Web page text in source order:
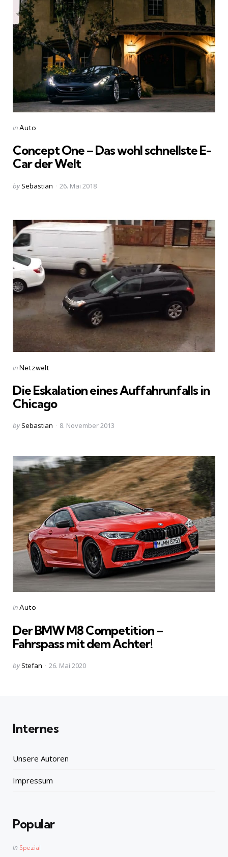
Categories
Posted
inAuto
Concept One – Das wohl schnellste E-
Car der Welt
Posted
by Sebastian 26. Mai 2018
Categories
Posted
inNetzwelt
Die Eskalation eines Auffahrunfalls in
Chicago
Posted
by Sebastian 8. November 2013
Categories
Posted
inAuto
Der BMW M8 Competition –
Fahrspass mit dem Achter!
Posted
by Stefan 26. Mai 2020
Internes
Unsere Autoren
Impressum
Popular
Posted
in Spezial